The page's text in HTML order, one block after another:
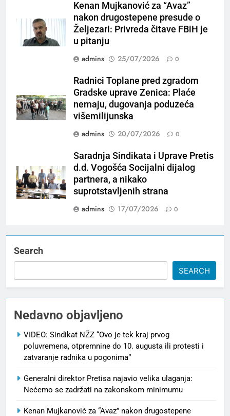
Kenan Mujkanović za “Avaz”
nakon drugostepene presude o
Željezari: Privreda čitave FBiH je
u pitanju
admins
25/07/2026 0
Radnici Toplane pred zgradom
Gradske uprave Zenica: Plaće
nemaju, dugovanja poduzeća
višemilijunska
admins
20/07/2026 0
Saradnja Sindikata i Uprave Pretis
d.d. Vogošća Socijalni dijalog
partnera, a nikako
suprotstavljenih strana
admins
17/07/2026 0
Search
SEARCH
Nedavno objavljeno
VIDEO: Sindikat NŽZ “Ovo je tek kraj prvog
poluvremena, otpremnine do 10. augusta ili protesti i
zatvaranje radnika u pogonima”
Generalni direktor Pretisa najavio velika ulaganja:
Nećemo se zadržati na zakonskom minimumu
Kenan Mujkanović za “Avaz” nakon drugostepene